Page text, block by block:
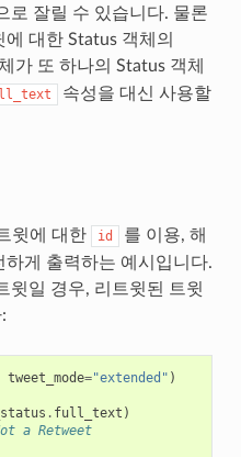
로 잘릴 수 있습니다. 물론
대한 Status 객체의
가 또 하나의 Status 객체
속성을 대신 사용할
윗에 대한 id
를 이용, 해
게 출력하는 예시입니다.
윗일 경우, 리트윗된 트윗
tweet_mode="extended" )
. full_text )
a Retweet